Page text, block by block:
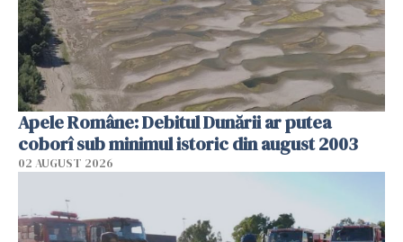
Apele Române: Debitul Dunării ar putea
coborî sub minimul istoric din august 2003
02 AUGUST 2026